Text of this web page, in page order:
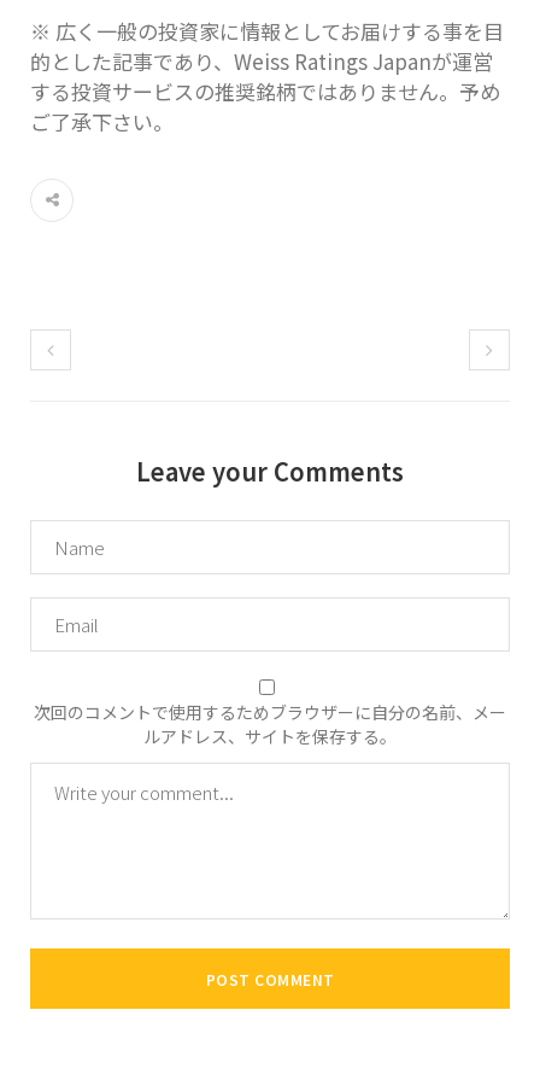
※ 広く一般の投資家に情報としてお届けする事を目
的とした記事であり、Weiss Ratings Japanが運営
する投資サービスの推奨銘柄ではありません。予め
ご了承下さい。
Leave your Comments
次回のコメントで使用するためブラウザーに自分の名前、メー
ルアドレス、サイトを保存する。